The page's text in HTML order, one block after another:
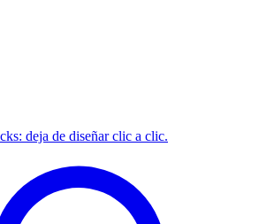
deja de diseñar clic a clic.